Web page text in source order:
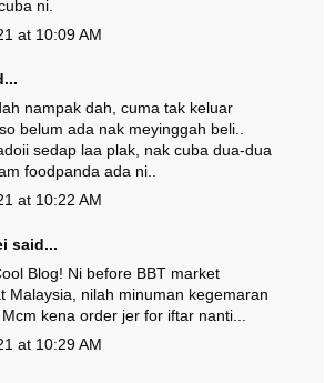
ni.
at 10:09 AM
nampak dah, cuma tak keluar
belum ada nak meyinggah beli..
sedap laa plak, nak cuba dua-dua
foodpanda ada ni..
at 10:22 AM
said...
Blog! Ni before BBT market
Malaysia, nilah minuman kegemaran
kena order jer for iftar nanti...
at 10:29 AM